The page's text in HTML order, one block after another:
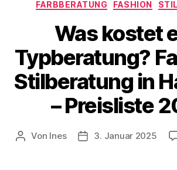
FARBBERATUNG FASHION
Was kostet
Typberatung?
Stilberatung in
– Preisliste
Beitragsautor
Von Ines 3. Januar 2025